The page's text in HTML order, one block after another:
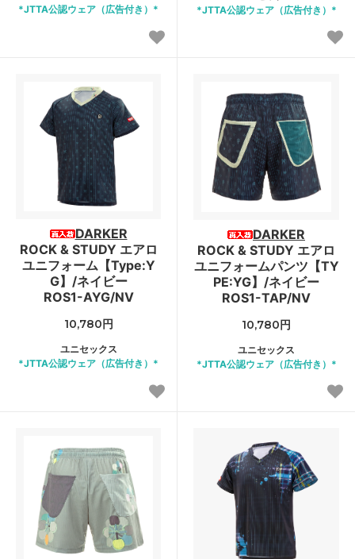
*JTTA公認ウェア（広告付き）*
*JTTA公認ウェア（広告付き）*
DARKER
ROCK & STUDY エアロ
ユニフォーム【Type:Y
G】/ネイビー
ROS1-AYG/NV
10,780円
ユニセックス
*JTTA公認ウェア（広告付き）*
DARKER
ROCK & STUDY エアロ
ユニフォームパンツ【TY
PE:YG】/ネイビー
ROS1-TAP/NV
10,780円
ユニセックス
*JTTA公認ウェア（広告付き）*